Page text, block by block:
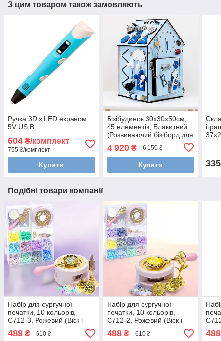
З цим товаром також замовляють
Ручка 3D з LED екраном
5V US B
604 ₴/комплект
755 ₴/комплект
Купити
Бізібудинок 30х30х50см,
45 елементів, Блакитний
(Розвиваючий бізіборд для
4 920₴ 6 150 ₴
Купити 335
Подібні товари компанії
Набір для сургучної
печатки, 10 кольорів,
C712-3, Рожевий (Віск і
печатка для декору
конвертів і подарунків)
488 ₴ 610 ₴
Набір для сургучної
печатки, 10 кольорів,
C712-2, Рожевий (Віск і
печатка для декору
конвертів і подарунків)
488₴ 610 ₴ 488